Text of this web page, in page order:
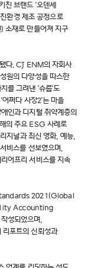
친 브랜드 '오덴세
환경 제조 공정으로
소재로 만들어져 지구
다. CJ ENM의 자회사
원의 다양성을 따스한
를 그려낸 '슈룹'도
쩌다 사장2'는 마을
인과 디지털 취약계층의
의 주요 ESG 사례로
지널과 최신 영화, 예능,
비스를 선보였으며,
어프리 서비스를 지속
2021(Global
Accounting
성되었으며,
포트의 신뢰성과